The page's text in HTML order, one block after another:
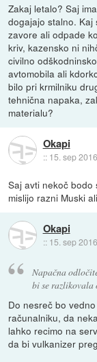
Zakaj letalo? Saj
dogajajo stalno.
zavore ali odpade
kriv, kazensko ni
civilno
avtomobila ali
bilo pri krmilniku
tehnična napaka,
materialu?
Okapi
:: 15. sep
Saj avti nekoč bodo
mislijo razni Muski
Okapi
:: 15. sep
Napačna
bi se razlikovala
Do nesreč bo
računalniku, da
lahko recimo na
da bi vulkanizer